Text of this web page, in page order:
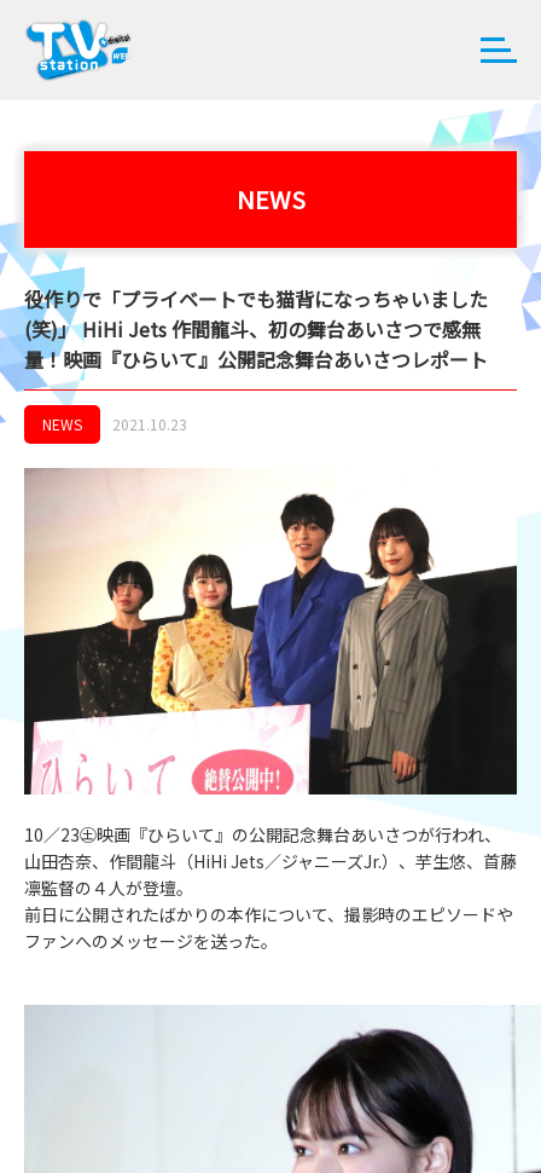
NEWS
役作りで「プライベートでも猫背になっちゃいました
(笑)」 HiHi Jets 作間龍斗、初の舞台あいさつで感無
量！映画『ひらいて』公開記念舞台あいさつレポート
NEWS 2021.10.23
10／23㊏映画『ひらいて』の公開記念舞台あいさつが行われ、
山田杏奈、作間龍斗（HiHi Jets／ジャニーズJr.）、芋生悠、首藤
凛監督の４人が登壇。
前日に公開されたばかりの本作について、撮影時のエピソードや
ファンへのメッセージを送った。